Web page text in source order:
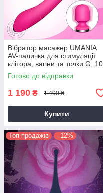
Вібратор масажер UMANIA
AV-паличка для стимуляції
клітора, вагіни та точки G, 10
режимів, рожевий
Готово до відправки
1 190 ₴ 1 400 ₴
Купити
Топ продажів –12%